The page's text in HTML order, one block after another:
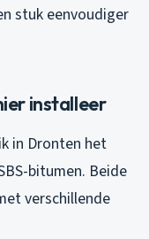
stuk eenvoudiger
installeer
in Dronten het
bitumen. Beide
verschillende